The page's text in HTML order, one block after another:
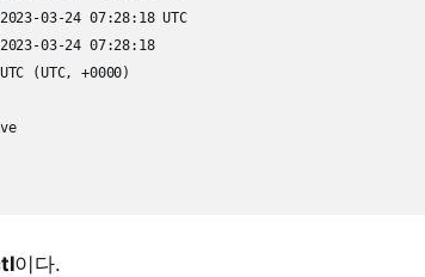
03-24 07:28:18 UTC
03-24 07:28:18
(UTC, +0000)
이다.